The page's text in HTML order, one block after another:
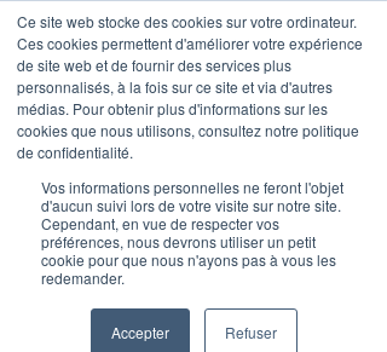
Ce site web stocke des cookies sur votre ordinateur.
Ces cookies permettent d'améliorer votre expérience
de site web et de fournir des services plus
personnalisés, à la fois sur ce site et via d'autres
médias. Pour obtenir plus d'informations sur les
cookies que nous utilisons, consultez notre politique
de confidentialité.
Vos informations personnelles ne feront l'objet
d'aucun suivi lors de votre visite sur notre site.
Cependant, en vue de respecter vos
préférences, nous devrons utiliser un petit
cookie pour que nous n'ayons pas à vous les
redemander.
Accepter Refuser
Post
VivaTech 2026 :
souveraineté et
gouvernance, les deux
faces d'une même urgence
Malak Lebbar
6 min de lecture